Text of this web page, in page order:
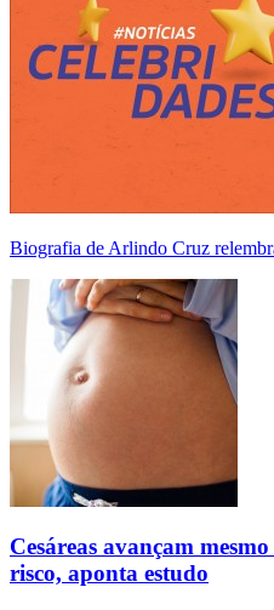
Biografia de Arlindo Cruz
Cesáreas avançam
risco, aponta estudo